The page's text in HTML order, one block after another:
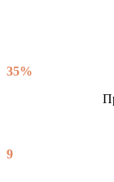
35%
9